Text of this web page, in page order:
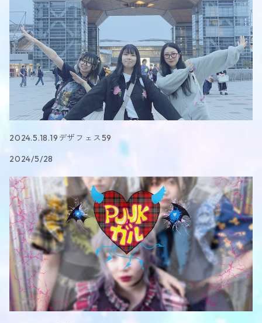
2024.5.18.19デザフェス59
2024/5/28